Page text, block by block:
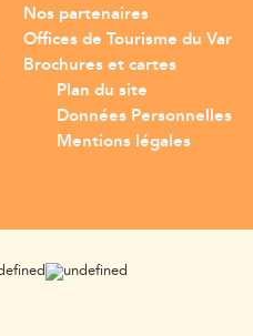
Nos partenaires
Offices de Tourisme du Var
Brochures et cartes
Plan du site
Données Personnelles
Mentions légales